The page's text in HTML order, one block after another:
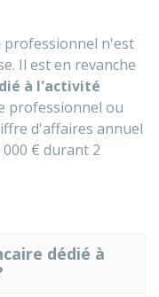
professionnel n'est
Il est en revanche
à l'activité
professionnel ou
d'affaires annuel
000 € durant 2
dédié à